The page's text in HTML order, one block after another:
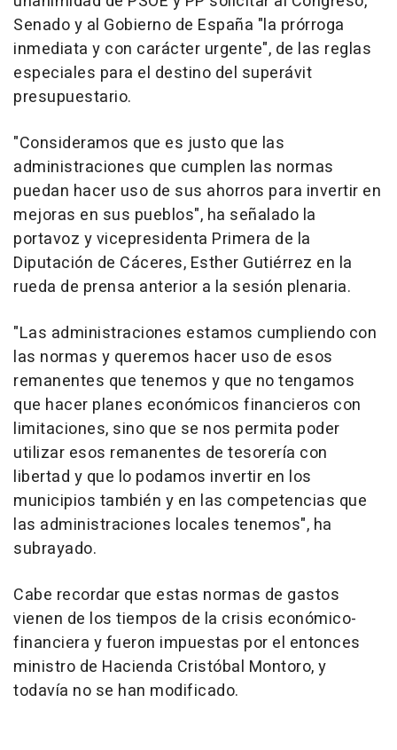
Senado y al Gobierno de España "la prórroga
inmediata y con carácter urgente", de las reglas
especiales para el destino del superávit
presupuestario.
"Consideramos que es justo que las
administraciones que cumplen las normas
puedan hacer uso de sus ahorros para invertir en
mejoras en sus pueblos", ha señalado la
portavoz y vicepresidenta Primera de la
Diputación de Cáceres, Esther Gutiérrez en la
rueda de prensa anterior a la sesión plenaria.
"Las administraciones estamos cumpliendo con
las normas y queremos hacer uso de esos
remanentes que tenemos y que no tengamos
que hacer planes económicos financieros con
limitaciones, sino que se nos permita poder
utilizar esos remanentes de tesorería con
libertad y que lo podamos invertir en los
municipios también y en las competencias que
las administraciones locales tenemos", ha
subrayado.
Cabe recordar que estas normas de gastos
vienen de los tiempos de la crisis económico-
financiera y fueron impuestas por el entonces
ministro de Hacienda Cristóbal Montoro, y
todavía no se han modificado.